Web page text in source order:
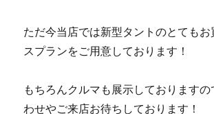
ただ今当店では新型タントのとてもお
スプランをご用意しております！
もちろんクルマも展示しておりますの
わせやご来店お待ちしております！